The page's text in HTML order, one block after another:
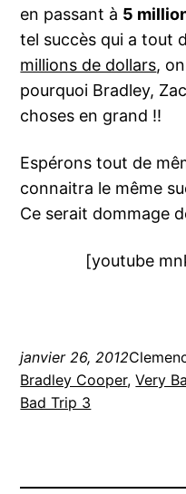
en passant à 5
tel succès qui a tout
millions de dollars,
pourquoi Bradley,
choses en grand !!
Espérons tout de
connaitra le même
Ce serait dommage
[youtube
janvier 26, 2012
Bradley Cooper, Very
Bad Trip 3